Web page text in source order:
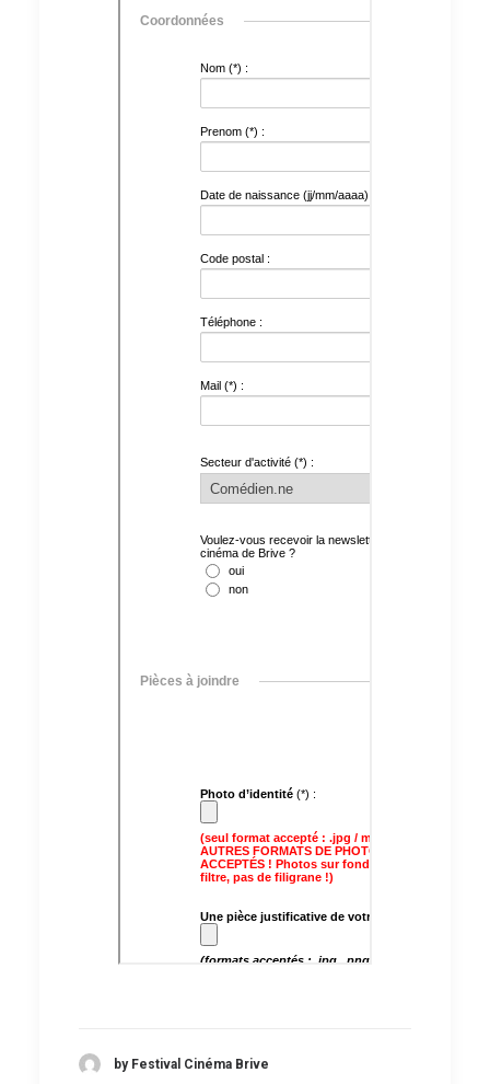
by Festival Cinéma Brive